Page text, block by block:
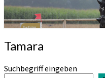
Tamara
Tamara
Suchbegriff eingeben